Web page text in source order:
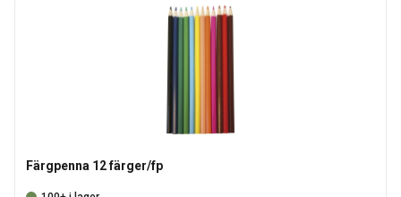
Färgpenna 12 färger/fp